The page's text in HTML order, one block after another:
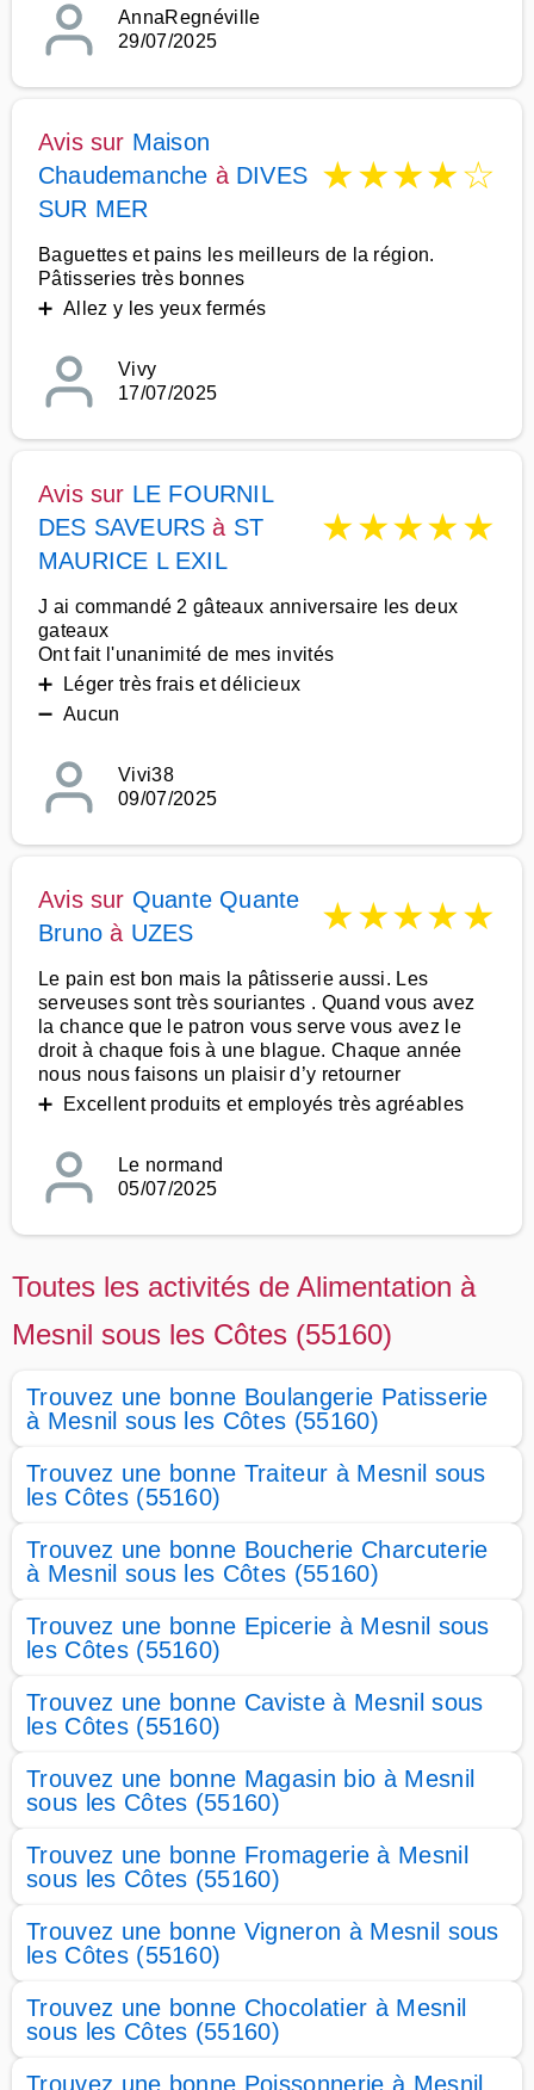
AnnaRegnéville
29/07/2025
Avis sur Maison
Chaudemanche à DIVES
SUR MER
★★★★☆
Baguettes et pains les meilleurs de la région.
Pâtisseries très bonnes
➕ Allez y les yeux fermés
Vivy
17/07/2025
Avis sur LE FOURNIL
DES SAVEURS à ST
MAURICE L EXIL
★★★★★
J ai commandé 2 gâteaux anniversaire les deux
gateaux
Ont fait l'unanimité de mes invités
➕ Léger très frais et délicieux
➖ Aucun
Vivi38
09/07/2025
Avis sur Quante Quante
Bruno à UZES ★★★★★
Le pain est bon mais la pâtisserie aussi. Les
serveuses sont très souriantes . Quand vous avez
la chance que le patron vous serve vous avez le
droit à chaque fois à une blague. Chaque année
nous nous faisons un plaisir d’y retourner
➕ Excellent produits et employés très agréables
Le normand
05/07/2025
Toutes les activités de Alimentation à
Mesnil sous les Côtes (55160)
Trouvez une bonne Boulangerie Patisserie
à Mesnil sous les Côtes (55160)
Trouvez une bonne Traiteur à Mesnil sous
les Côtes (55160)
Trouvez une bonne Boucherie Charcuterie
à Mesnil sous les Côtes (55160)
Trouvez une bonne Epicerie à Mesnil sous
les Côtes (55160)
Trouvez une bonne Caviste à Mesnil sous
les Côtes (55160)
Trouvez une bonne Magasin bio à Mesnil
sous les Côtes (55160)
Trouvez une bonne Fromagerie à Mesnil
sous les Côtes (55160)
Trouvez une bonne Vigneron à Mesnil sous
les Côtes (55160)
Trouvez une bonne Chocolatier à Mesnil
sous les Côtes (55160)
Trouvez une bonne Poissonnerie à Mesnil